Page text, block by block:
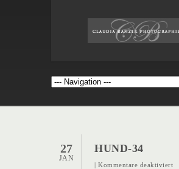
27
JAN
HUND-34
| Kommentare deaktiviertfür